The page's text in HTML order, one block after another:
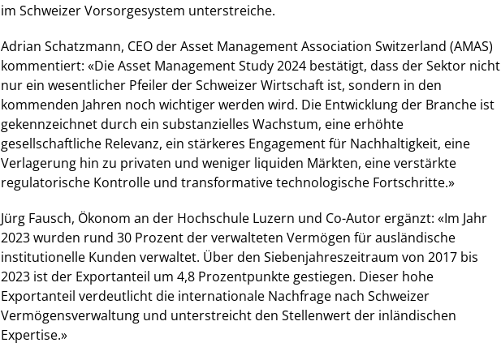
im Schweizer Vorsorgesystem unterstreiche.
Adrian Schatzmann, CEO der Asset Management Association Switzerland (AMAS)
kommentiert: «Die Asset Management Study 2024 bestätigt, dass der Sektor nicht
nur ein wesentlicher Pfeiler der Schweizer Wirtschaft ist, sondern in den
kommenden Jahren noch wichtiger werden wird. Die Entwicklung der Branche ist
gekennzeichnet durch ein substanzielles Wachstum, eine erhöhte
gesellschaftliche Relevanz, ein stärkeres Engagement für Nachhaltigkeit, eine
Verlagerung hin zu privaten und weniger liquiden Märkten, eine verstärkte
regulatorische Kontrolle und transformative technologische Fortschritte.»
Jürg Fausch, Ökonom an der Hochschule Luzern und Co-Autor ergänzt: «Im Jahr
2023 wurden rund 30 Prozent der verwalteten Vermögen für ausländische
institutionelle Kunden verwaltet. Über den Siebenjahreszeitraum von 2017 bis
2023 ist der Exportanteil um 4,8 Prozentpunkte gestiegen. Dieser hohe
Exportanteil verdeutlicht die internationale Nachfrage nach Schweizer
Vermögensverwaltung und unterstreicht den Stellenwert der inländischen
Expertise.»